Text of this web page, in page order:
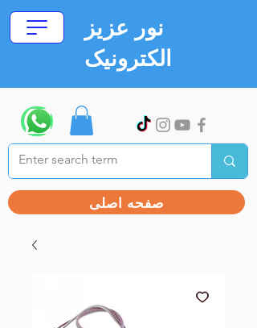
نور عزیز
الکترونیک
صفحه اصلی